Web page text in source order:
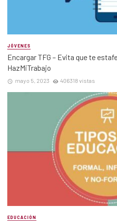
JÓVENES
Encargar TFG – Evita que te
HazMiTrabajo
mayo 5, 2023 406318 vistas
EDUCACIÓN